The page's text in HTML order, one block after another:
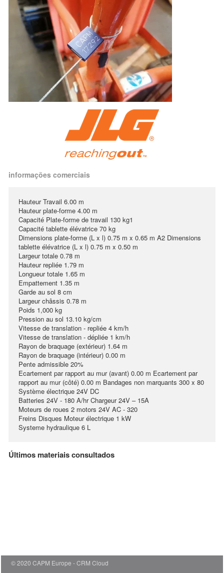
informações comerciais
Hauteur Travail 6.00 m
Hauteur plate-forme 4.00 m
Capacité Plate-forme de travail 130 kg1
Capacité tablette élévatrice 70 kg
Dimensions plate-forme (L x l) 0.75 m x 0.65 m A2 Dimensions
tablette élévatrice (L x l) 0.75 m x 0.50 m
Largeur totale 0.78 m
Hauteur repliée 1.79 m
Longueur totale 1.65 m
Empattement 1.35 m
Garde au sol 8 cm
Largeur châssis 0.78 m
Poids 1,000 kg
Pression au sol 13.10 kg/cm
Vitesse de translation - repliée 4 km/h
Vitesse de translation - dépliée 1 km/h
Rayon de braquage (extérieur) 1.64 m
Rayon de braquage (intérieur) 0.00 m
Pente admissible 20%
Ecartement par rapport au mur (avant) 0.00 m Ecartement par
rapport au mur (côté) 0.00 m Bandages non marquants 300 x 80
Système électrique 24V DC
Batteries 24V - 180 A/hr Chargeur 24V – 15A
Moteurs de roues 2 motors 24V AC - 320
Freins Disques Moteur électrique 1 kW
Systeme hydraulique 6 L
Últimos materiais consultados
© 2020 CAPM Europe CRM Cloud